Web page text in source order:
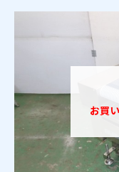
お買